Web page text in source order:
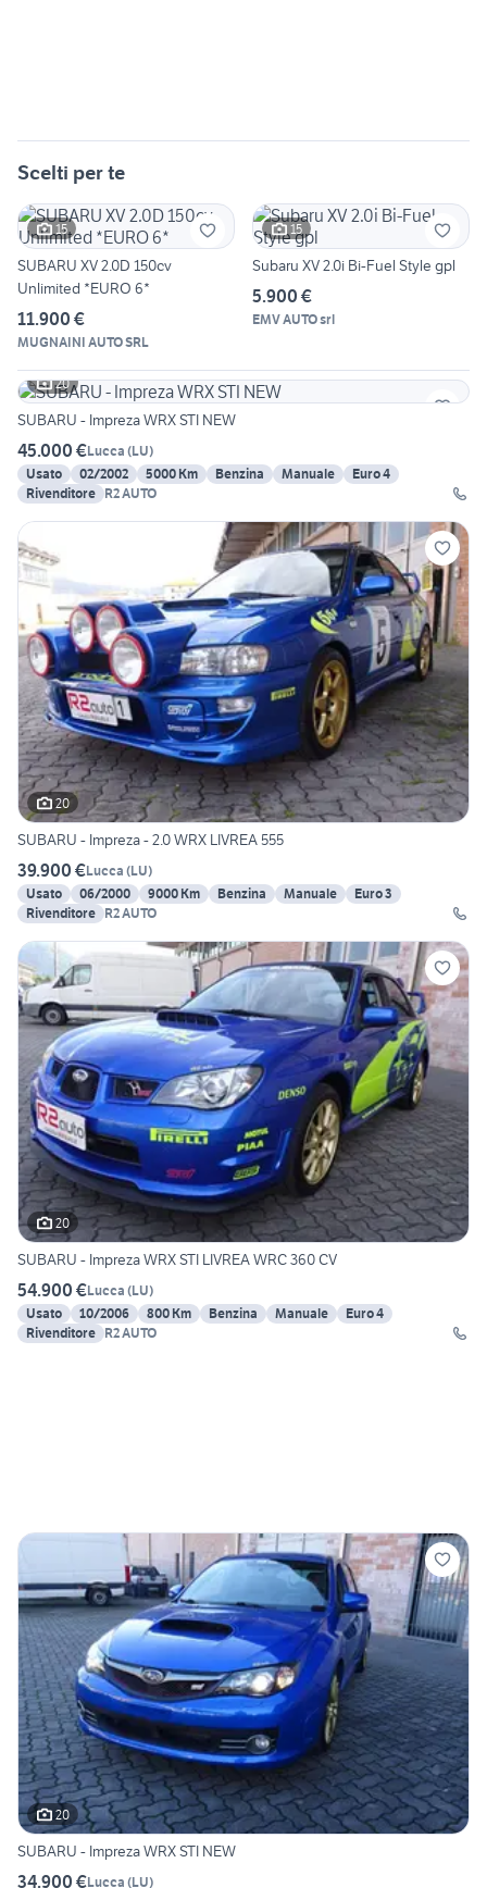
Scelti per te
15
SUBARU XV 2.0D 150cv
Unlimited *EURO 6*
11.900 €
MUGNAINI AUTO SRL
15
Subaru XV 2.0i Bi-Fuel Style gpl
5.900 €
EMV AUTO srl
20
SUBARU - Impreza WRX STI NEW
45.000 €Lucca (LU)
Usato
02/2002 5000 Km Benzina Manuale
Euro 4
Rivenditore R2 AUTO
20
SUBARU - Impreza - 2.0 WRX LIVREA 555
39.900 €Lucca (LU)
Usato
06/2000 9000 Km Benzina Manuale
Euro 3
Rivenditore R2 AUTO
20
SUBARU - Impreza WRX STI LIVREA WRC 360 CV
54.900 €Lucca (LU)
Usato
10/2006 800 Km Benzina Manuale
Euro 4
Rivenditore R2 AUTO
20
SUBARU - Impreza WRX STI NEW
34.900 €Lucca (LU)